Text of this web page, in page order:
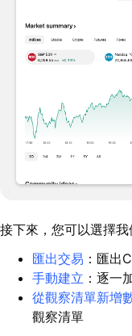
接下來，您可以選擇
匯出交易 ：匯出
手動建立 ：逐一
從觀察清單新增
觀察清單